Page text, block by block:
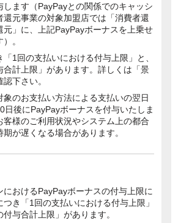
します（PayPayとの関係でのキャッシ
還元事業の対象加盟店では「消費者還
元」に、上記PayPayボーナスを上乗せ
。
1回の支払いにおける付与上限」と、
合計上限」があります。詳しくは「景
下さい。
象のお支払い方法による支払いの翌日
日後にPayPayボーナスを付与いたしま
客様のご利用状況やシステム上の都合
が遅くなる場合があります。
におけるPayPayボーナスの付与上限に
き「1回の支払いにおける付与上限」
与合計上限」があります。